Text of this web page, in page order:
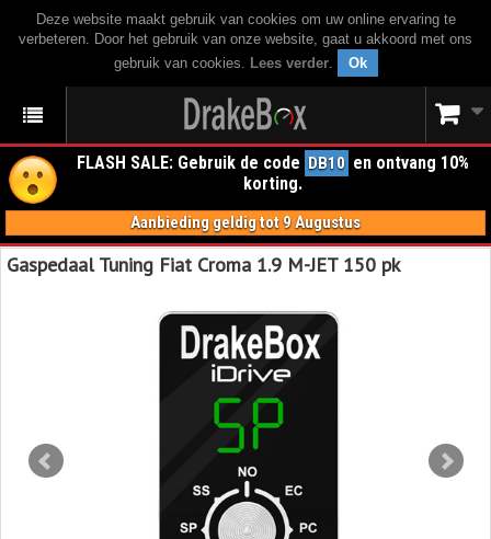
Deze website maakt gebruik van cookies om uw online ervaring te
verbeteren. Door het gebruik van onze website, gaat u akkoord met ons
gebruik van cookies. Lees verder. Ok
FLASH SALE: Gebruik de code DB10 en ontvang 10%
korting.
Aanbieding geldig tot 9 Augustus
Gaspedaal Tuning Fiat Croma 1.9 M-JET 150 pk